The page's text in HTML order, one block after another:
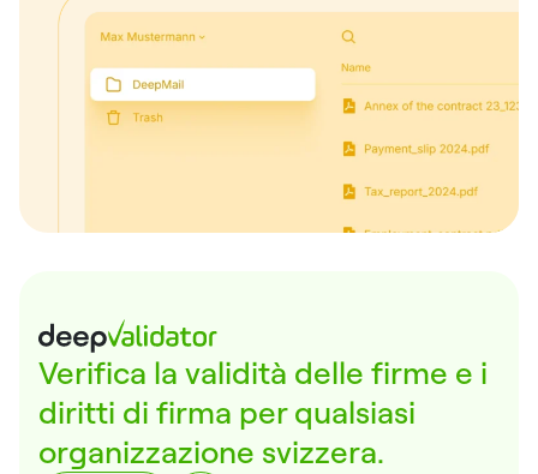
Verifica la validità delle firme e i
diritti di firma per qualsiasi
organizzazione svizzera.